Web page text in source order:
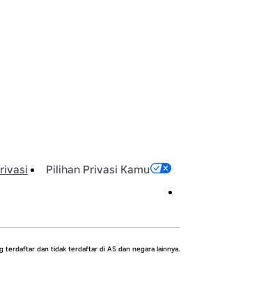
Pilihan Privasi Kamu
terdaftar dan tidak terdaftar di AS dan negara lainnya.